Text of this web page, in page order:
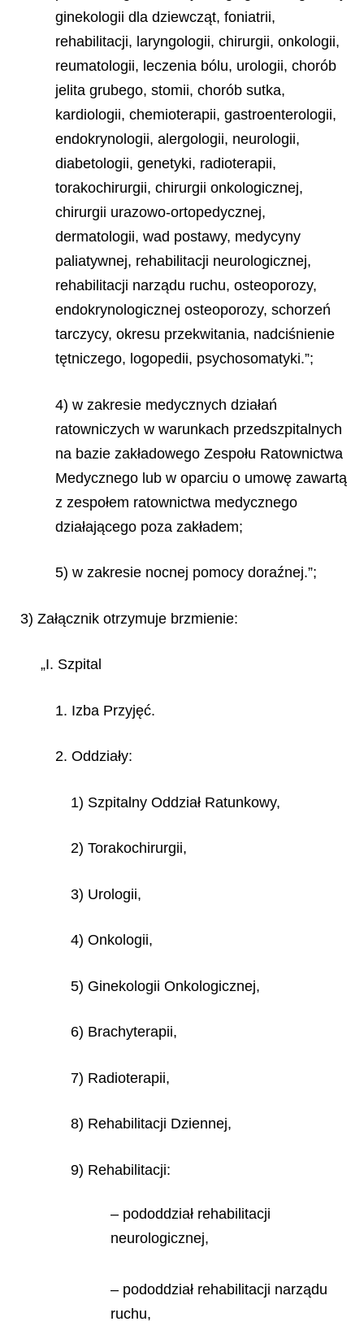
ginekologii dla dziewcząt, foniatrii,
rehabilitacji, laryngologii, chirurgii, onkologii,
reumatologii, leczenia bólu, urologii, chorób
jelita grubego, stomii, chorób sutka,
kardiologii, chemioterapii, gastroenterologii,
endokrynologii, alergologii, neurologii,
diabetologii, genetyki, radioterapii,
torakochirurgii, chirurgii onkologicznej,
chirurgii urazowo-ortopedycznej,
dermatologii, wad postawy, medycyny
paliatywnej, rehabilitacji neurologicznej,
rehabilitacji narządu ruchu, osteoporozy,
endokrynologicznej osteoporozy, schorzeń
tarczycy, okresu przekwitania, nadciśnienie
tętniczego, logopedii, psychosomatyki.”;
4) w zakresie medycznych działań
ratowniczych w warunkach przedszpitalnych
na bazie zakładowego Zespołu Ratownictwa
Medycznego lub w oparciu o umowę zawartą
z zespołem ratownictwa medycznego
działającego poza zakładem;
5) w zakresie nocnej pomocy doraźnej.”;
3) Załącznik otrzymuje brzmienie:
„I. Szpital
1. Izba Przyjęć.
2. Oddziały:
1) Szpitalny Oddział Ratunkowy,
2) Torakochirurgii,
3) Urologii,
4) Onkologii,
5) Ginekologii Onkologicznej,
6) Brachyterapii,
7) Radioterapii,
8) Rehabilitacji Dziennej,
9) Rehabilitacji:
– pododdział rehabilitacji
neurologicznej,
– pododdział rehabilitacji narządu
ruchu,